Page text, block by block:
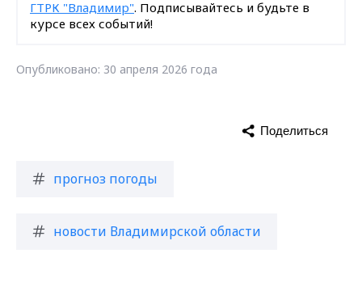
ГТРК "Владимир". Подписывайтесь и будьте в
курсе всех событий!
Опубликовано: 30 апреля 2026 года
прогноз погоды
новости Владимирской области
Поделиться